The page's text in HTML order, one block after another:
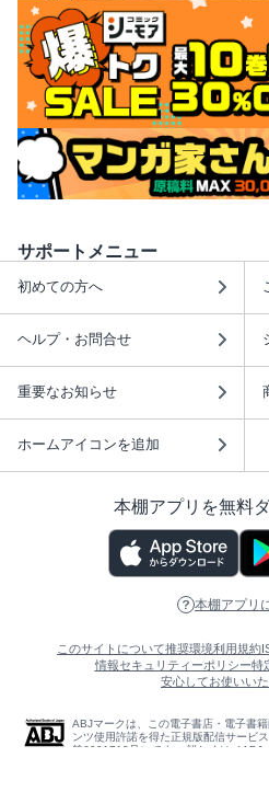
サポートメニュー
初めての方へ
ヘルプ・お問合せ
重要なお知らせ
ホームアイコンを追加
本棚アプリを無料
本棚アプリ
このサイトについて推奨環境利用規約
情報セキュリティーポリシー特
安心してお使いい
ABJマークは、この電子書店・電子書
ンツ使用許諾を得た正規版配信サービ
第6091713号）です。 詳しくは［ABJ